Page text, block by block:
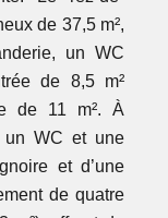
de 37,5 m²,
un WC
de 8,5 m²
de 11 m². À
un WC et une
et d’une
de quatre